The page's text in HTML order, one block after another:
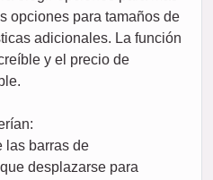
opciones para tamaños de
adicionales. La función
y el precio de
las barras de
desplazarse para